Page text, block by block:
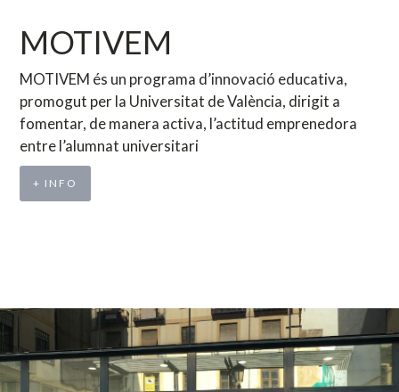
MOTIVEM
MOTIVEM és un programa d’innovació educativa,
promogut per la Universitat de València, dirigit a
fomentar, de manera activa, l’actitud emprenedora
entre l’alumnat universitari
+ INFO